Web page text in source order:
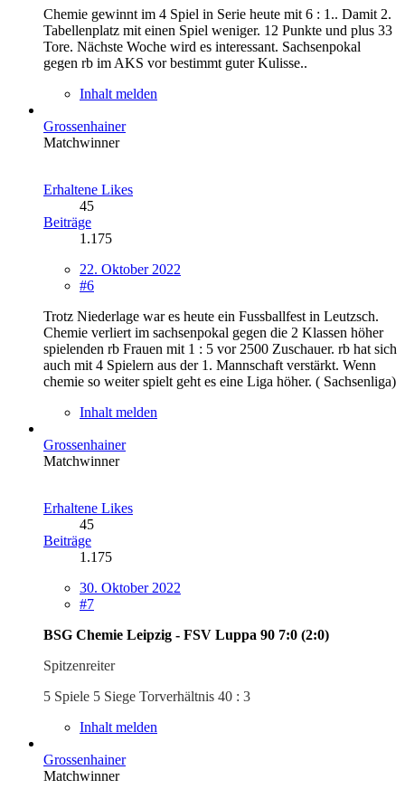
Chemie gewinnt im 4 Spiel in Serie heute mit 6 : 1.. Damit 2.
Tabellenplatz mit einen Spiel weniger. 12 Punkte und plus 33
Tore. Nächste Woche wird es interessant. Sachsenpokal
gegen rb im AKS vor bestimmt guter Kulisse..
Inhalt melden
Grossenhainer
Matchwinner
Erhaltene Likes
45
Beiträge
1.175
22. Oktober 2022
#6
Trotz Niederlage war es heute ein Fussballfest in Leutzsch.
Chemie verliert im sachsenpokal gegen die 2 Klassen höher
spielenden rb Frauen mit 1 : 5 vor 2500 Zuschauer. rb hat sich
auch mit 4 Spielern aus der 1. Mannschaft verstärkt. Wenn
chemie so weiter spielt geht es eine Liga höher. ( Sachsenliga)
Inhalt melden
Grossenhainer
Matchwinner
Erhaltene Likes
45
Beiträge
1.175
30. Oktober 2022
#7
BSG Chemie Leipzig - FSV Luppa 90 7:0 (2:0)
Spitzenreiter
5 Spiele 5 Siege Torverhältnis 40 : 3
Inhalt melden
Grossenhainer
Matchwinner